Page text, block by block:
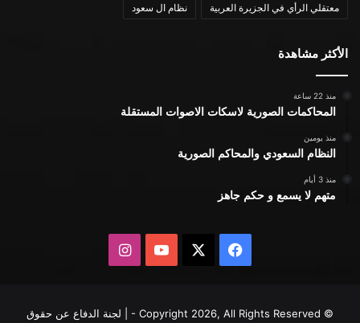
معتقلي الرأي في الجزيرة العربية نظام ال سعود
الأكثر مشاهدة
منذ 22 ساعة
المحاكمات الصورية لاسكات الاصوات المستقلة
منذ يومين
النظام السعودي والمحاكم الصورية
منذ 3 أيام
متهم لا يسمع و حكم جاهز
فيسبوك يوتيوبانستقرام
© Copyright 2026, All Rights Reserved - | لجنة الدفاع عن حقوق